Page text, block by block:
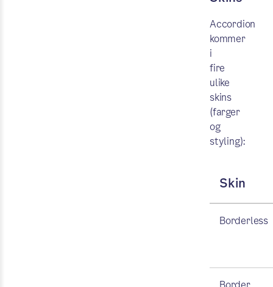
Accordion
kommer
i
fire
ulike
skins
(farger
og
styling):
Skin
Borderless